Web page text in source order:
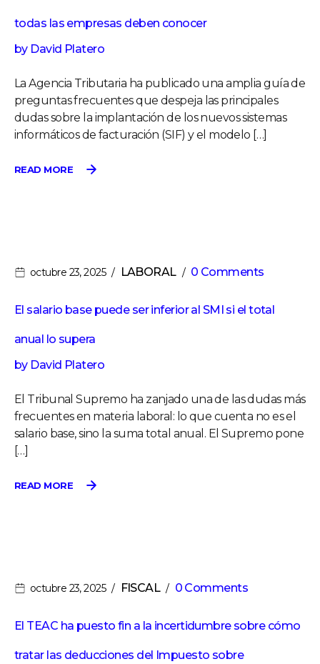
todas las empresas deben conocer
by David Platero
La Agencia Tributaria ha publicado una amplia guía de
preguntas frecuentes que despeja las principales
dudas sobre la implantación de los nuevos sistemas
informáticos de facturación (SIF) y el modelo […]
READ MORE
octubre 23, 2025 LABORAL 0 Comments
El salario base puede ser inferior al SMI si el total
anual lo supera
by David Platero
El Tribunal Supremo ha zanjado una de las dudas más
frecuentes en materia laboral: lo que cuenta no es el
salario base, sino la suma total anual. El Supremo pone
[…]
READ MORE
octubre 23, 2025 FISCAL 0 Comments
El TEAC ha puesto fin a la incertidumbre sobre cómo
tratar las deducciones del Impuesto sobre